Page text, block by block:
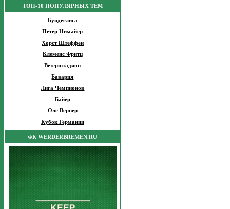
ТОП-10 ПОПУЛЯРНЫХ ТЕМ
Бундеслига
Петер Нимайер
Хорст Штеффен
Клеменс Фритц
Везерштадион
Бавария
Лига Чемпионов
Байер
Оле Вернер
Кубок Германии
ФК WERDERBREMEN.RU